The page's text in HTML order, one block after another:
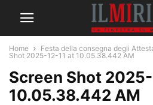
Home Festa della consegna degli
Shot 2025-12-11 at 10.05.38.442 AM
Screen Shot
10.05.38.442 AM